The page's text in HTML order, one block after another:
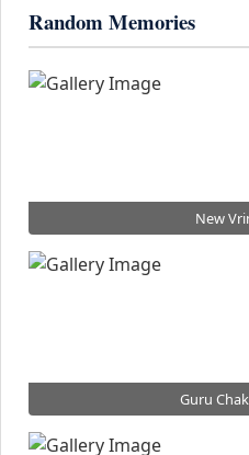
Random Memories
New
Guru